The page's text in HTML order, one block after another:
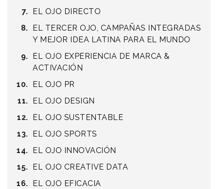
EL OJO DIRECTO
EL TERCER OJO, CAMPAÑAS INTEGRADAS
Y MEJOR IDEA LATINA PARA EL MUNDO
EL OJO EXPERIENCIA DE MARCA &
ACTIVACIÓN
EL OJO PR
EL OJO DESIGN
EL OJO SUSTENTABLE
EL OJO SPORTS
EL OJO INNOVACIÓN
EL OJO CREATIVE DATA
EL OJO EFICACIA